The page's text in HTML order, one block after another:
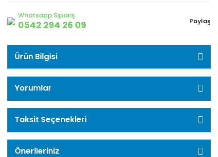
Whatsapp Sipariş
0542 294 26 09 Paylaş
Ürün Bilgisi
Yorumlar
Taksit Seçenekleri
Önerileriniz